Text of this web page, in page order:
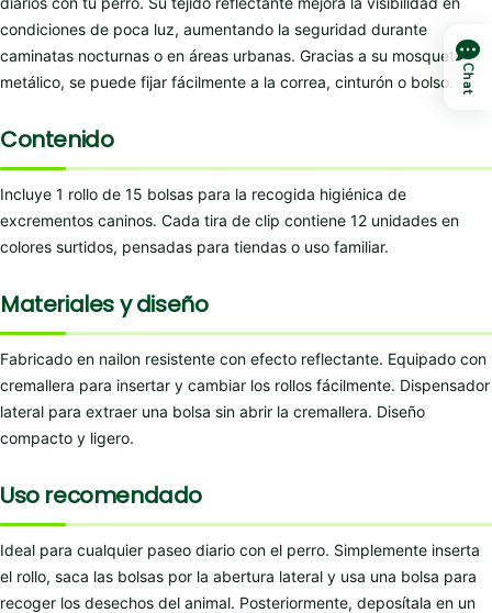
condiciones de poca luz, aumentando la seguridad durante
caminatas nocturnas o en áreas urbanas. Gracias a su mosquetón
metálico, se puede fijar fácilmente a la correa, cinturón o bolso.
Contenido
Incluye 1 rollo de 15 bolsas para la recogida higiénica de
excrementos caninos. Cada tira de clip contiene 12 unidades en
colores surtidos, pensadas para tiendas o uso familiar.
Materiales y diseño
Fabricado en nailon resistente con efecto reflectante. Equipado con
cremallera para insertar y cambiar los rollos fácilmente. Dispensador
lateral para extraer una bolsa sin abrir la cremallera. Diseño
compacto y ligero.
Uso recomendado
Ideal para cualquier paseo diario con el perro. Simplemente inserta
el rollo, saca las bolsas por la abertura lateral y usa una bolsa para
recoger los desechos del animal. Posteriormente, deposítala en un
Chat